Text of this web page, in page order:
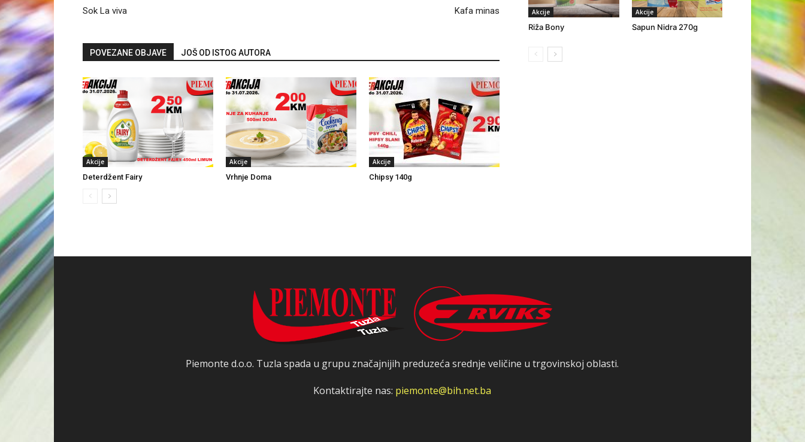
Sok La viva Kafa minas
POVEZANE OBJAVE JOŠ OD ISTOG AUTORA
Akcije
Deterdžent Fairy
Akcije
Vrhnje Doma
Akcije
Chipsy 140g
Akcije
Riža Bony
Akcije
Sapun Nidra 270g
Piemonte d.o.o. Tuzla spada u grupu značajnijih preduzeća srednje veličine u trgovinskoj oblasti.
Kontaktirajte nas: piemonte@bih.net.ba